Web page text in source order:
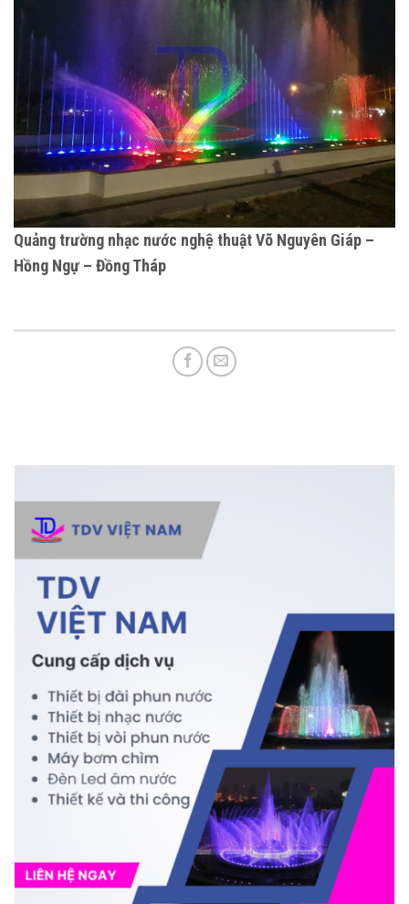
Quảng trường nhạc nước nghệ thuật Võ Nguyên Giáp –
Hồng Ngự – Đồng Tháp